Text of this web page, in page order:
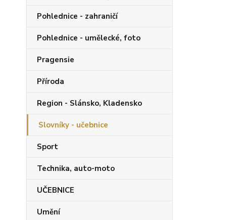
Pohlednice - zahraničí
Pohlednice - umělecké, foto
Pragensie
Příroda
Region - Slánsko, Kladensko
Slovníky - učebnice
Sport
Technika, auto-moto
UČEBNICE
Umění